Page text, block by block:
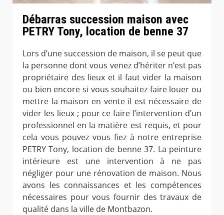
Débarras succession maison avec
PETRY Tony, location de benne 37
Lors d’une succession de maison, il se peut que
la personne dont vous venez d’hériter n’est pas
propriétaire des lieux et il faut vider la maison
ou bien encore si vous souhaitez faire louer ou
mettre la maison en vente il est nécessaire de
vider les lieux ; pour ce faire l’intervention d’un
professionnel en la matière est requis, et pour
cela vous pouvez vous fiez à notre entreprise
PETRY Tony, location de benne 37. La peinture
intérieure est une intervention à ne pas
négliger pour une rénovation de maison. Nous
avons les connaissances et les compétences
nécessaires pour vous fournir des travaux de
qualité dans la ville de Montbazon.